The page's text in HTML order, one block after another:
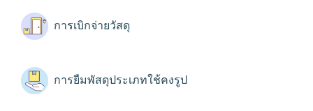
การเบิกจ่ายวัสดุ
การยืมพัสดุประเภทใช้คงรูป